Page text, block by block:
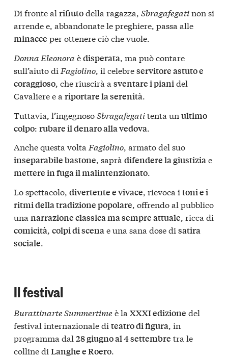
Di fronte al rifiutodella ragazza, Sbragafegatinon si
arrende e, abbandonate le preghiere, passa alle
minacce per ottenere ciò che vuole.
Donna Eleonora èdisperata, ma può contare
sull’aiuto di Fagiolino, il celebreservitore astuto e
coraggioso, che riuscirà a sventare i pianidel
Cavaliere e a riportare la serenità.
Tuttavia, l’ingegnosoSbragafegatitenta un ultimo
colpo: rubare il denaro alla vedova
Anche questa volta Fagiolino, armato del suo
inseparabile bastone, saprà difendere la giustiziae
mettere in fuga il malintenzionato.
Lo spettacolo, divertente e vivace, rievoca i toni e i
ritmi della tradizione popolare, offrendo al pubblico
una narrazione classica ma sempre attuale, ricca di
comicità, colpi di scenae una sana dose di satira
sociale.
Il festival
Burattinarte Summertimeè la XXXI edizione del
festival internazionale di teatro di figura, in
programma dal 28 giugno al 4 settembre tra le
colline di Langhe e Roero.